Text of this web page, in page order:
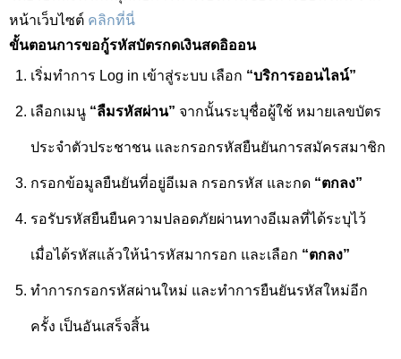
หน้าเว็บไซต์ คลิกที่นี่
ขั้นตอนการขอกู้รหัสบัตรกดเงินสดอิออน
เริ่มทำการ Log in เข้าสู่ระบบ เลือก “บริการออนไลน์”
เลือกเมนู “ลืมรหัสผ่าน” จากนั้นระบุชื่อผู้ใช้ หมายเลขบัตร
ประจำตัวประชาชน และกรอกรหัสยืนยันการสมัครสมาชิก
กรอกข้อมูลยืนยันที่อยู่อีเมล กรอกรหัส และกด “ตกลง”
รอรับรหัสยืนยืนความปลอดภัยผ่านทางอีเมลที่ได้ระบุไว้
เมื่อได้รหัสแล้วให้นำรหัสมากรอก และเลือก “ตกลง”
ทำการกรอกรหัสผ่านใหม่ และทำการยืนยันรหัสใหม่อีก
ครั้ง เป็นอันเสร็จสิ้น